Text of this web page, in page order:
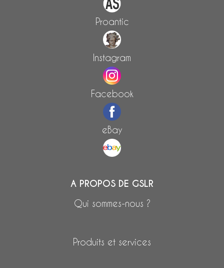
Proantic
Instagram
Facebook
eBay
A PROPOS DE GSLR
Qui sommes-nous ?
Produits et services